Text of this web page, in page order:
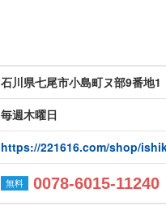
石川県七尾市小島町ヌ部9番地1
毎週木曜日
https://221616.com/shop/
0078-6015-11240